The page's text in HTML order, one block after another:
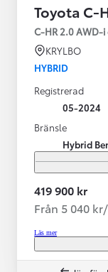
Toyota C-
C-HR 2.0 AWD-
KRYLBO
HYBRID
Registrerad
05-2024
Bränsle
Hybrid
419 900 kr
Från 5 040
Läs mer